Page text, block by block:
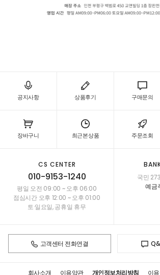
공지사항 상품후기 구매문의
장바구니 최근본상품 주문조회
CS CENTER
010-9153-1240
평일 오전 09:00 ~ 오후 06:00
점심시간 오후 12:00 ~ 오후 01:00
토·일요일, 공휴일 휴무
국민
예금
고객센터 전화연결
회사소개 이용약관 개인정보처리방침 이